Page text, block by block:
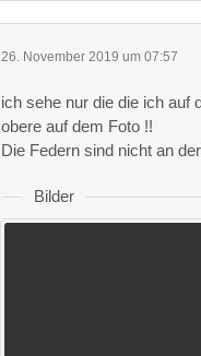
26. November 2019 um 07:57
ich sehe nur die die ich auf
obere auf dem Foto !!
Die Federn sind nicht an
Bilder